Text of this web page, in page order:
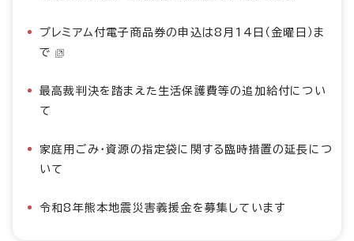
プレミアム付電子商品券の申込は8月14日（金曜日）ま
で
最高裁判決を踏まえた生活保護費等の追加給付につい
て
家庭用ごみ・資源の指定袋に関する臨時措置の延長につ
いて
令和8年熊本地震災害義援金を募集しています